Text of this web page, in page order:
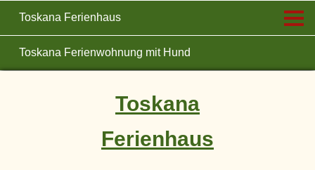
Toskana Ferienhaus
Toskana Ferienwohnung mit Hund
Toskana
Ferienhaus